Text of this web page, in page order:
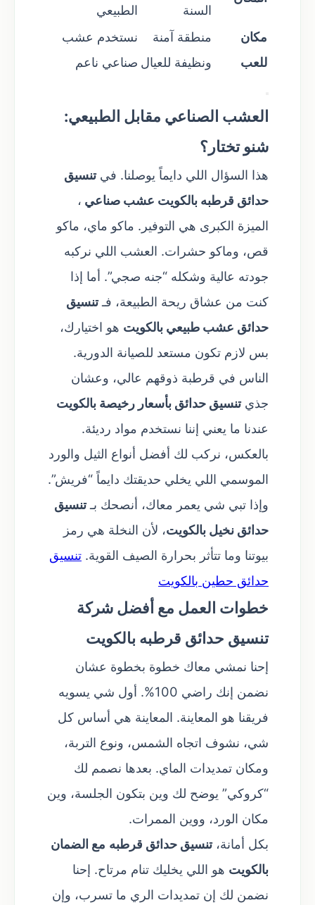
السنة
الطبيعي
مكان
للعب
منطقة آمنة
ونظيفة للعيال
نستخدم عشب
صناعي ناعم
العشب الصناعي مقابل الطبيعي:
شنو تختار؟
هذا السؤال اللي دايماً يوصلنا. فيتنسيق
حدائق قرطبه بالكويت عشب صناعي ،
الميزة الكبرى هي التوفير. ماكو ماي، ماكو
قص، وماكو حشرات. العشب اللي نركبه
جودته عالية وشكله “جنه صجي”. أما إذا
كنت من عشاق ريحة الطبيعة، فـتنسيق
حدائق عشب طبيعي بالكويت هو اختيارك،
بس لازم تكون مستعد للصيانة الدورية.
الناس في قرطبة ذوقهم عالي، وعشان
جذيتنسيق حدائق بأسعار رخيصة بالكويت
عندنا ما يعني إننا نستخدم مواد رديئة.
بالعكس، نركب لك أفضل أنواع الثيل والورد
الموسمي اللي يخلي حديقتك دايماً “فريش”.
وإذا تبي شي يعمر معاك، أنصحك بـتنسيق
حدائق نخيل بالكويت، لأن النخلة هي رمز
بيوتنا وما تتأثر بحرارة الصيف القوية. تنسيق
حدائق حطين بالكويت
خطوات العمل مع أفضل شركة
تنسيق حدائق قرطبه بالكويت
إحنا نمشي معاك خطوة بخطوة عشان
نضمن إنك راضي 100%. أول شي يسويه
فريقنا هو المعاينة. المعاينة هي أساس كل
شي، نشوف اتجاه الشمس، ونوع التربة،
ومكان تمديدات الماي. بعدها نصمم لك
“كروكي” يوضح لك وين بتكون الجلسة، وين
مكان الورد، ووين الممرات.
بكل أمانة،تنسيق حدائق قرطبه مع الضمان
بالكويت هو اللي يخليك تنام مرتاح. إحنا
نضمن لك إن تمديدات الري ما تسرب، وإن